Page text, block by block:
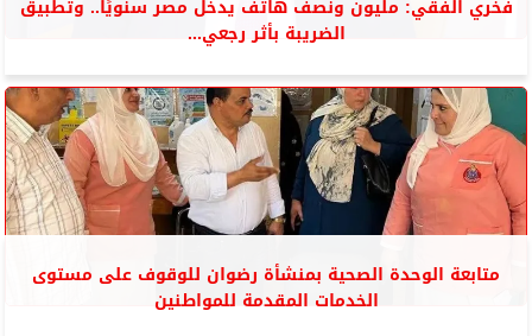
فخري الفقي: مليون ونصف هاتف يدخل مصر سنويًا.. وتطبيق
الضريبة بأثر رجعي...
متابعة الوحدة الصحية بمنشأة رضوان للوقوف على مستوى
الخدمات المقدمة للمواطنين